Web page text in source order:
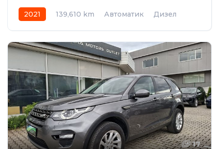
2021 139,610 km Автоматик Дизел
17